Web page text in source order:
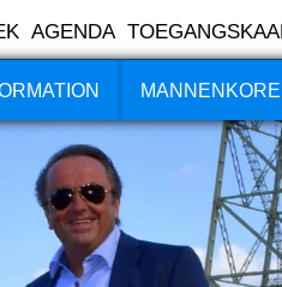
AGENDA